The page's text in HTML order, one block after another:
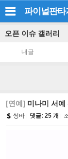
파이널판타
오픈 이슈 갤러리
내글
[연예] 미나미 서예
썽바 댓글: 25 개